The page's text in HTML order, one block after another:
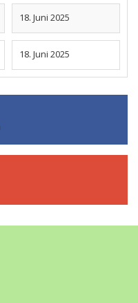
18. Juni 2025
18. Juni 2025